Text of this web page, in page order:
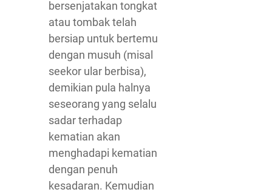
bersenjatakan tongkat
atau tombak telah
bersiap untuk bertemu
dengan musuh (misal
seekor ular berbisa),
demikian pula halnya
seseorang yang selalu
sadar terhadap
kematian akan
menghadapi kematian
dengan penuh
kesadaran. Kemudian